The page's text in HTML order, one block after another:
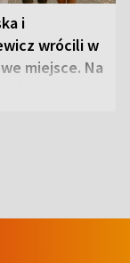
i
wrócili w
miejsce. Na